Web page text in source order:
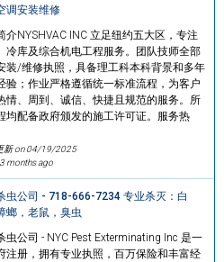
调安装维修
介NYSHVAC INC 立足纽约五大区，专注
冷库及综合机电工程服务。团队技师全部
装/维修执照，具备理工科本科背景和多年
验；作业严格遵循统一标准流程，为客户
情、周到、诚信、快捷且规范的服务。所
均配备政府颁发的施工许可证。服务热
新 on04/19/2025
months ago
虫公司 - 718-666-7234 专业杀灭：白
螂，老鼠，臭虫
虫公司 - NYC Pest Exterminating Inc 是一
注册，拥有专业执照，百万保险和丰富经